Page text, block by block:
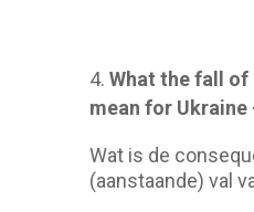
What the fall of
mean for Ukraine
Wat is de
(aanstaande) val